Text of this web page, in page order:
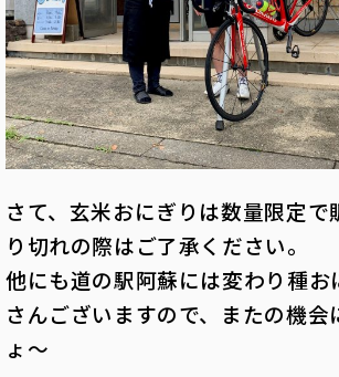
さて、玄米おにぎりは数量限定で
り切れの際はご了承ください。
他にも道の駅阿蘇には変わり種お
さんございますので、またの機会
ょ～